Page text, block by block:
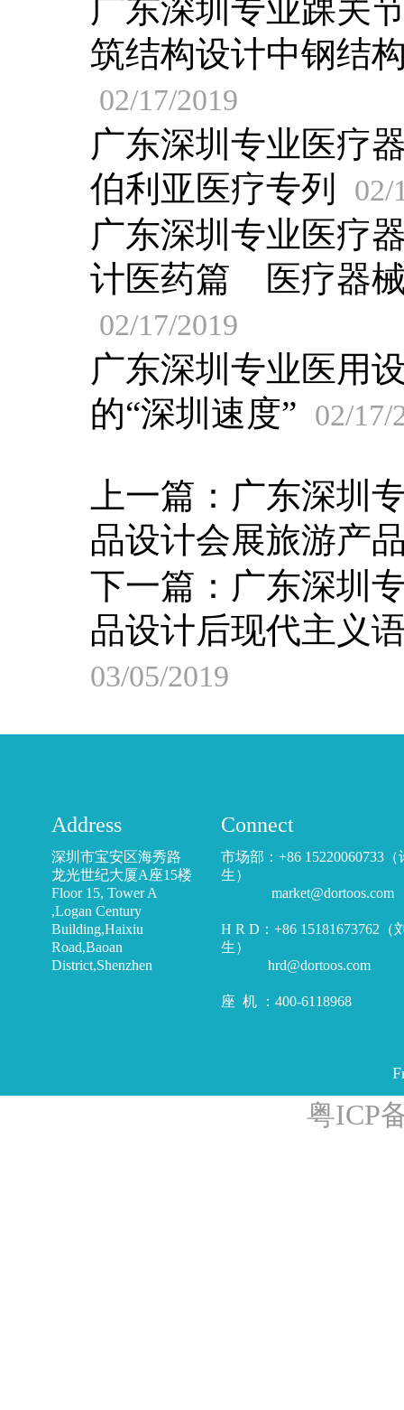
广东深圳专业踝关
筑结构设计中钢结
02/17/2019
广东深圳专业医疗
伯利亚医疗专列
02/
广东深圳专业医疗
计医药篇 医疗器
02/17/2019
广东深圳专业医用
的“深圳速度” 02/17/
上一篇： 广东深圳
品设计会展旅游产
下一篇： 广东深圳
品设计后现代主义
03/05/2019
Address
深圳市宝安区海秀路
龙光世纪大厦A座15楼
Floor 15, Tower A
,Logan Century
Building,Haixiu
Road,Baoan
District,Shenzhen
Connect
市场部：+86 15220060733（
生）
market@dortoos.com
H R D：+86 15181673762（
生）
hrd@dortoos.com
座 机 ：400-6118968
粤ICP